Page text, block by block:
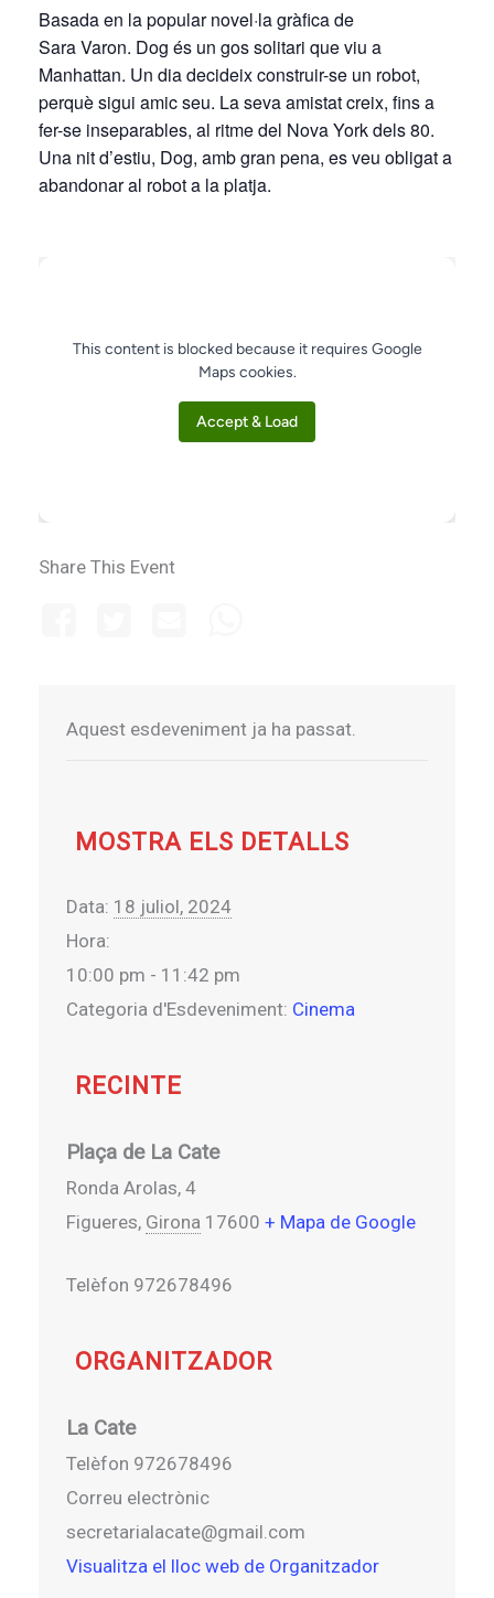
Basada en la popular novel·la gràfica de
Sara Varon. Dog és un gos solitari que viu a
Manhattan. Un dia decideix construir-se un robot,
perquè sigui amic seu. La seva amistat creix, fins a
fer-se inseparables, al ritme del Nova York dels 80.
Una nit d’estiu, Dog, amb gran pena, es veu obligat a
abandonar al robot a la platja.
This content is blocked because it requires Google
Maps cookies.
Accept & Load
Share This Event
Aquest esdeveniment ja ha passat.
MOSTRA ELS DETALLS
Data: 18 juliol, 2024
Hora:
10:00 pm - 11:42 pm
Categoria d'Esdeveniment: Cinema
RECINTE
Plaça de La Cate
Ronda Arolas, 4
Figueres, Girona 17600 + Mapa de Google
Telèfon 972678496
ORGANITZADOR
La Cate
Telèfon 972678496
Correu electrònic
secretarialacate@gmail.com
Visualitza el lloc web de Organitzador